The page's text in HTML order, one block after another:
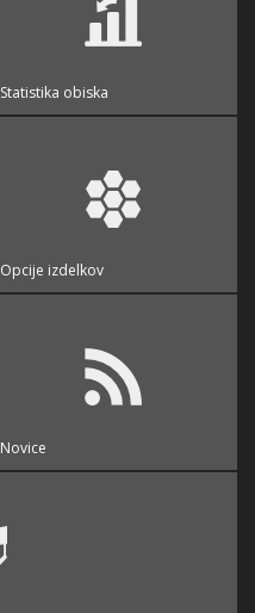
Statistika obiska
Opcije izdelkov
Novice